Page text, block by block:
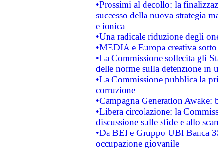
•Prossimi al decollo: la
successo della nuova strategia
e ionica
•Una radicale riduzione degli
•MEDIA e Europa creativa
•La Commissione sollecita gli
delle norme sulla detenzione in
•La Commissione pubblica la
corruzione
•Campagna Generation
•Libera circolazione: la
discussione sulle sfide e allo
•Da BEI e Gruppo UBI Banca
occupazione giovanile